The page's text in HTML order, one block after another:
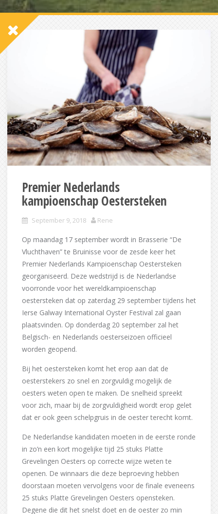
Premier Nederlands
kampioenschap Oestersteken
September 9, 2018 Rene
Op maandag 17 september wordt in Brasserie “De
Vluchthaven” te Bruinisse voor de zesde keer het
Premier Nederlands Kampioenschap Oestersteken
georganiseerd. Deze wedstrijd is de Nederlandse
voorronde voor het wereldkampioenschap
oestersteken dat op zaterdag 29 september tijdens het
Ierse Galway International Oyster Festival zal gaan
plaatsvinden. Op donderdag 20 september zal het
Belgisch- en Nederlands oesterseizoen officieel
worden geopend.
Bij het oestersteken komt het erop aan dat de
oesterstekers zo snel en zorgvuldig mogelijk de
oesters weten open te maken. De snelheid spreekt
voor zich, maar bij de zorgvuldigheid wordt erop gelet
dat er ook geen schelpgruis in de oester terecht komt.
De Nederlandse kandidaten moeten in de eerste ronde
in zo’n een kort mogelijke tijd 25 stuks Platte
Grevelingen Oesters op correcte wijze weten te
openen. De winnaars die deze beproeving hebben
doorstaan moeten vervolgens voor de finale eveneens
25 stuks Platte Grevelingen Oesters opensteken.
Degene die dit het snelst doet en de oester zo min